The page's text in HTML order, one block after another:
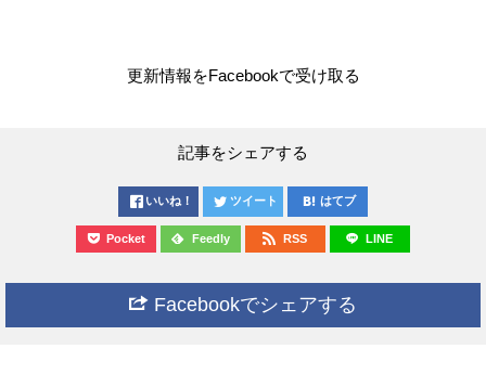
更新情報をFacebookで受け取る
記事をシェアする
いいね！ ツイート はてブ
Pocket Feedly RSS LINE
Facebookでシェアする